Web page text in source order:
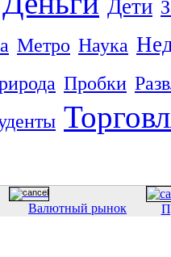
Дети
Метро Наука
Пробки
Валютный рынок